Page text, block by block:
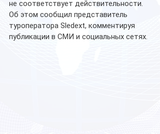
не соответствует действительности.
Об этом сообщил представитель
туроператора Sledext, комментируя
публикации в СМИ и социальных сетях.